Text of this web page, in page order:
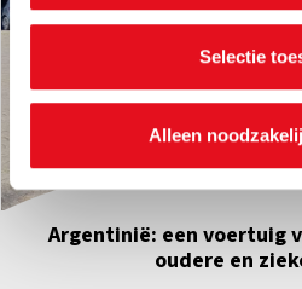
je voorkeuren ook op elk
Selectie
Alleen
Argentinië: een voertuig
oudere en